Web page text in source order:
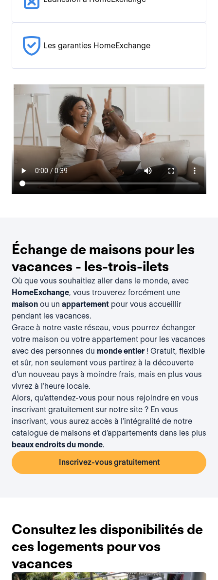
Les garanties HomeExchange
Échange de maisons pour les
vacances - les-trois-ilets
Où que vous souhaitiez aller dans le monde, avec
HomeExchange, vous trouverez forcément une
maison ou un appartement pour vous accueillir
pendant les vacances.
Grace à notre vaste réseau, vous pourrez échanger
votre maison ou votre appartement pour les vacances
avec des personnes du monde entier ! Gratuit, flexible
et sûr, non seulement vous partirez à la découverte
d’un nouveau pays à moindre frais, mais en plus vous
vivrez à l’heure locale.
Alors, qu’attendez-vous pour nous rejoindre en vous
inscrivant gratuitement sur notre site ? En vous
inscrivant, vous aurez accès à l’intégralité de notre
catalogue de maisons et d’appartements dans les plus
beaux endroits du monde.
Inscrivez-vous gratuitement
Consultez les disponibilités de
ces logements pour vos
vacances